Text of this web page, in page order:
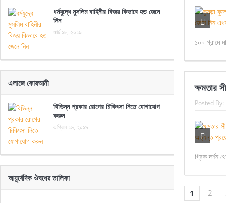
১০০ গ্রামে
ক্ষমতার
Posted By:
গ্রিক দর্শন
1 2
ধর্মযুদ্ধে মুসলিম বাহিনীর বিজয় কিভাবে হত জেনে
নিন
মার্চ ১৮, ২০১৯
এলাজে কোরআনী
বিভিন্ন প্রকার রোগের চিকিৎসা নিতে যোগাযোগ
করুন
এপ্রিল ১৬, ২০১৯
আয়ুর্বেদিক ঔষধের তালিকা